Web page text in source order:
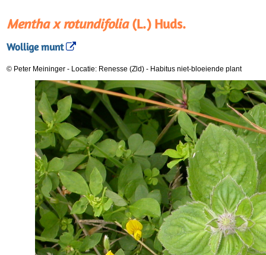
Mentha x rotundifolia(L.) Huds.
Wollige munt
© Peter Meininger - Locatie: Renesse (Zld) - Habitus niet-bloeiende plant